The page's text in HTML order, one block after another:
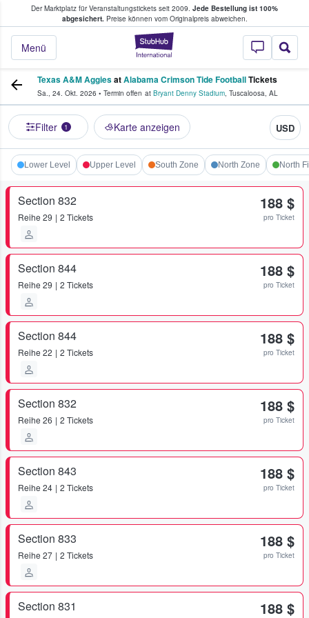
Der Marktplatz für Veranstaltungstickets seit 2009. Jede Bestellung ist 100%
abgesichert.Preise können vom Originalpreis abweichen.
StubHub - Wo
Menü
Tickets kaufen & verkaufen
Texas A&M AggiesatAlabama Crimson Tide FootballTickets
Sa., 24. Okt. 2026 • Termin offen at Bryant Denny Stadium, Tuscaloosa, AL
Filter 1 Karte anzeigen USD
Lower Level Upper Level South Zone North Zone North
Section 832
Reihe 29 2 Tickets
188 $
pro Ticket
Section 844
Reihe 29 2 Tickets
188 $
pro Ticket
Section 844
Reihe 22 2 Tickets
188 $
pro Ticket
Section 832
Reihe 26 2 Tickets
188 $
pro Ticket
Section 843
Reihe 24 2 Tickets
188 $
pro Ticket
Section 833
Reihe 27 2 Tickets
188 $
pro Ticket
Section 831 188 $